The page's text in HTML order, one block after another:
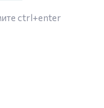
ctrl+enter